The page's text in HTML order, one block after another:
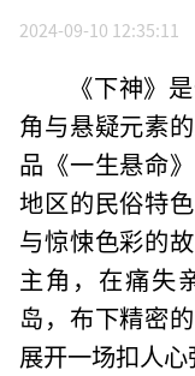
2024-09-10 12:35:11
《下神》
角与悬疑元素
品《一生悬命
地区的民俗特
与惊悚色彩的
主角，在痛失
岛，布下精密
展开一场扣人心